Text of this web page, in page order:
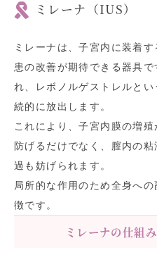
ミレーナ（IUS）
ミレーナは、子宮内に装着
患の改善が期待できる器具
れ、レボノルゲストレルと
続的に放出します。
これにより、子宮内膜の増
防げるだけでなく、膣内の
過も妨げられます。
局所的な作用のため全身へ
徴です。
ミレーナの仕組